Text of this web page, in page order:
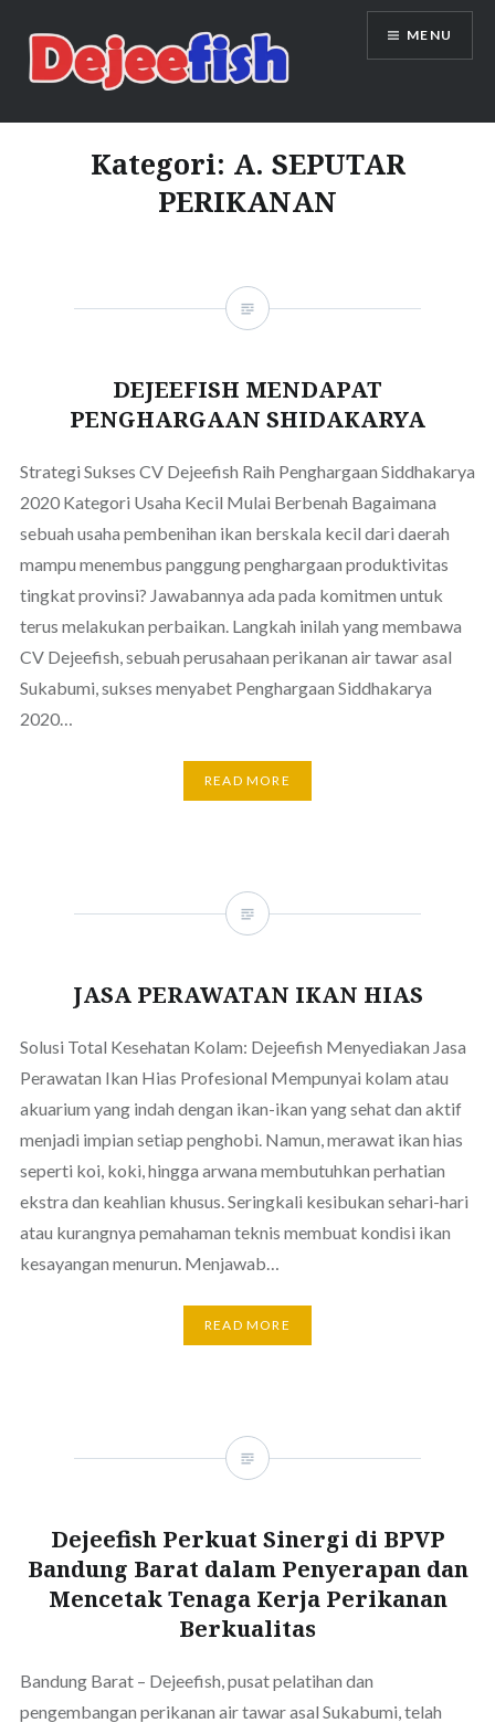
content
DEJEEFISH | PRODUSEN BENIH
IKAN BERKUALITAS INDONESIA
MENU
Kategori: A. SEPUTAR
PERIKANAN
DEJEEFISH MENDAPAT
PENGHARGAAN SHIDAKARYA
Strategi Sukses CV Dejeefish Raih Penghargaan Siddhakarya
2020 Kategori Usaha Kecil Mulai Berbenah Bagaimana
sebuah usaha pembenihan ikan berskala kecil dari daerah
mampu menembus panggung penghargaan produktivitas
tingkat provinsi? Jawabannya ada pada komitmen untuk
terus melakukan perbaikan. Langkah inilah yang membawa
CV Dejeefish, sebuah perusahaan perikanan air tawar asal
Sukabumi, sukses menyabet Penghargaan Siddhakarya
2020…
READ MORE
JASA PERAWATAN IKAN HIAS
Solusi Total Kesehatan Kolam: Dejeefish Menyediakan Jasa
Perawatan Ikan Hias Profesional Mempunyai kolam atau
akuarium yang indah dengan ikan-ikan yang sehat dan aktif
menjadi impian setiap penghobi. Namun, merawat ikan hias
seperti koi, koki, hingga arwana membutuhkan perhatian
ekstra dan keahlian khusus. Seringkali kesibukan sehari-hari
atau kurangnya pemahaman teknis membuat kondisi ikan
kesayangan menurun. Menjawab…
READ MORE
Dejeefish Perkuat Sinergi di BPVP
Bandung Barat dalam Penyerapan dan
Mencetak Tenaga Kerja Perikanan
Berkualitas
Bandung Barat – Dejeefish, pusat pelatihan dan
pengembangan perikanan air tawar asal Sukabumi, telah